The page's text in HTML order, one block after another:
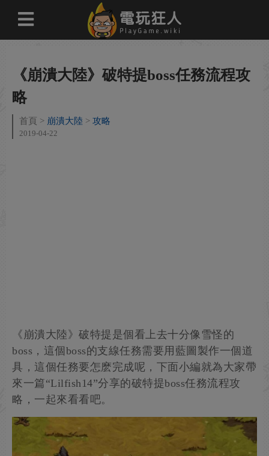
《崩潰大陸》破特提boss任務流程攻
略
首頁 崩潰大陸 攻略
2019-04-22
《崩潰大陸》破特提是個看上去十分像雪怪的
boss，這個boss的支線任務需要用藍圖製作一個道
具，這個任務要怎麽完成呢，下面小編就為大家帶
來一篇“Lilfish14”分享的破特提boss任務流程攻
略，一起來看看吧。